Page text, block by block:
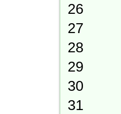
26
27
28
29
30
31